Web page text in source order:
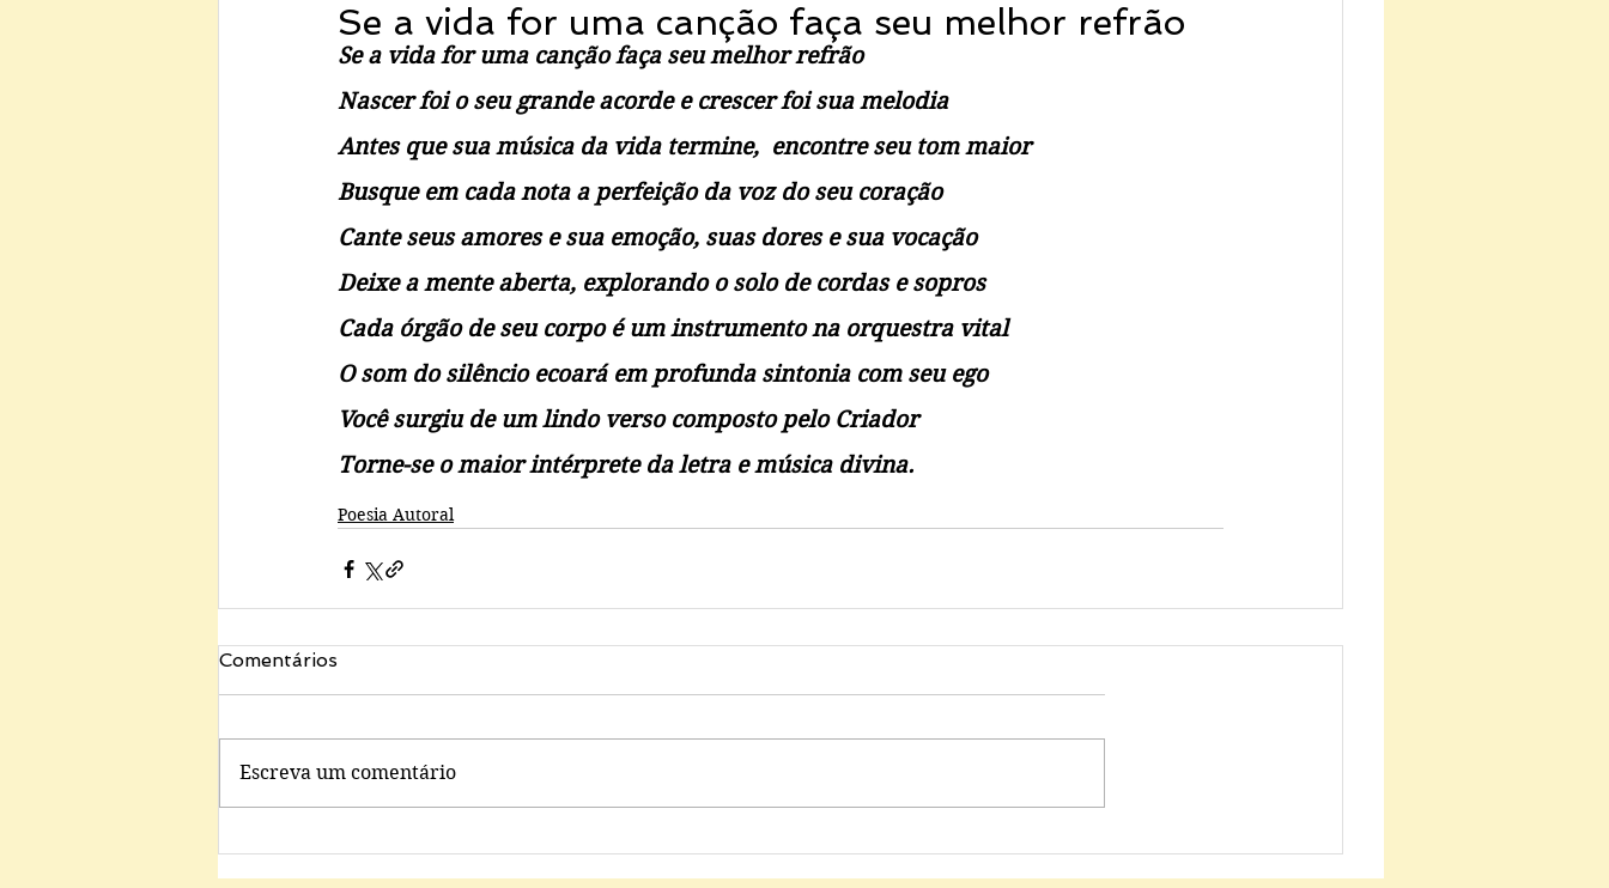
Se a vida for uma canção faça seu melhor refrão
Se a vida for uma canção faça seu melhor refrão
Nascer foi o seu grande acorde e crescer foi sua melodia
Antes que sua música da vida termine,  encontre seu tom maior
Busque em cada nota a perfeição da voz do seu coração
Cante seus amores e sua emoção, suas dores e sua vocação
Deixe a mente aberta, explorando o solo de cordas e sopros
Cada órgão de seu corpo é um instrumento na orquestra vital
O som do silêncio ecoará em profunda sintonia com seu ego
Você surgiu de um lindo verso composto pelo Criador
Torne-se o maior intérprete da letra e música divina.
Poesia Autoral
Comentários
Escreva um comentário